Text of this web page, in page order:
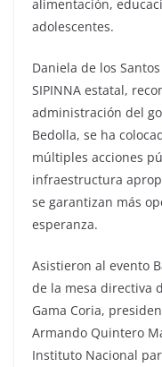
alimentación,
adolescentes.
Daniela de los
SIPINNA estatal,
administración del
Bedolla, se ha
múltiples acciones
infraestructura
se garantizan más
esperanza.
Asistieron al evento
de la mesa directiva
Gama Coria,
Armando Quintero
Instituto Nacional